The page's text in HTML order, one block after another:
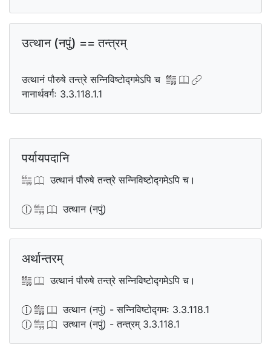
उत्थान (नपुं) == तन्त्रम्
उत्थानं पौरुषे तन्त्रे सन्निविष्टोद्गमेऽपि च
नानार्थवर्गः 3.3.118.1.1
पर्यायपदानि
उत्थानं पौरुषे तन्त्रे सन्निविष्टोद्गमेऽपि च।
उत्थान (नपुं)
अर्थान्तरम्
उत्थानं पौरुषे तन्त्रे सन्निविष्टोद्गमेऽपि च।
उत्थान (नपुं) - सन्निविष्टोद्गमः 3.3.118.1
उत्थान (नपुं) - तन्त्रम् 3.3.118.1